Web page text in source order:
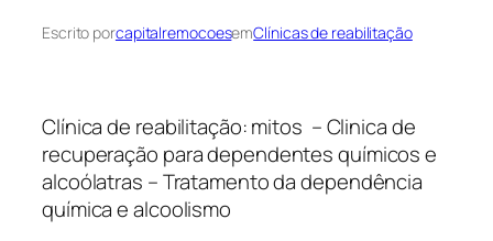
Escrito porcapitalremocoesemClínicas de reabilitação
Clínica de reabilitação: mitos – Clinica de
recuperação para dependentes químicos e
alcoólatras – Tratamento da dependência
química e alcoolismo